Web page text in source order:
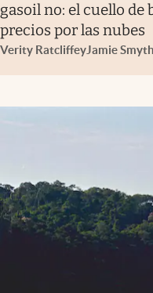
gasoil no: el cuello de
precios por las nubes
Verity RatcliffeyJamie Smyth